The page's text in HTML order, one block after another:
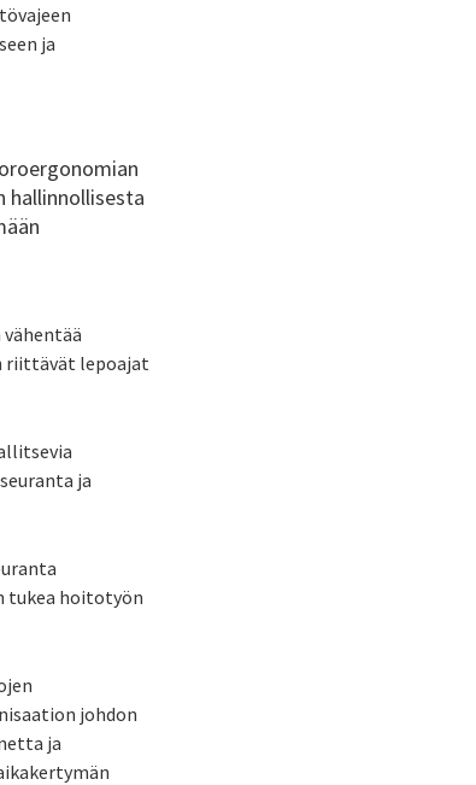
ja
hallinnollisesta
riittävät lepoajat
ja
tukea hoitotyön
johdon
ja